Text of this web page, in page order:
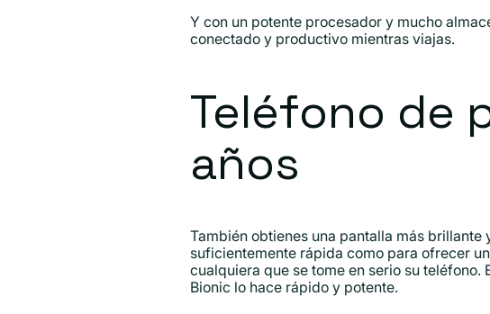
Y con un potente procesador y mucho
conectado y productivo mientras viajas.
Teléfono de
años
También obtienes una pantalla más
suficientemente rápida como para ofrecer
cualquiera que se tome en serio su teléfono.
Bionic lo hace rápido y potente.